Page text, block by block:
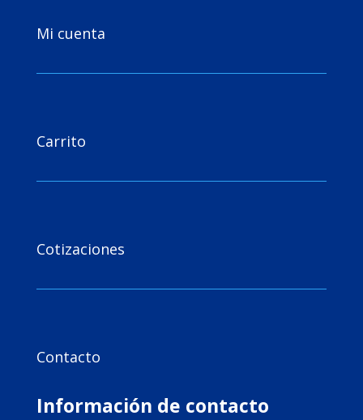
Mi cuenta
Carrito
Cotizaciones
Contacto
Información de contacto